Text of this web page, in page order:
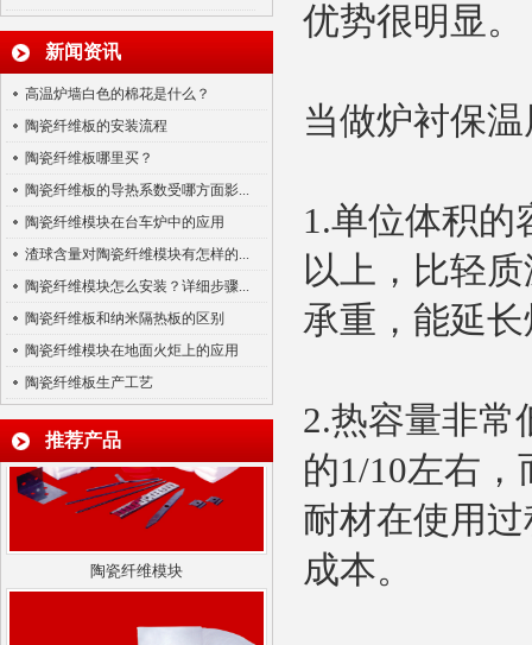
新闻资讯
高温炉墙白色的棉花是什么？
陶瓷纤维板的安装流程
陶瓷纤维板哪里买？
陶瓷纤维板的导热系数受哪方面影...
陶瓷纤维模块在台车炉中的应用
渣球含量对陶瓷纤维模块有怎样的...
陶瓷纤维模块怎么安装？详细步骤...
陶瓷纤维板和纳米隔热板的区别
陶瓷纤维模块在地面火炬上的应用
陶瓷纤维板生产工艺
推荐产品
陶瓷纤维散棉
陶瓷纤维模块
优势很明显。
当做炉衬保
1.单位体积的
以上，比轻
承重，能延
2.热容量非常
的1/10左右
耐材在使用
成本。